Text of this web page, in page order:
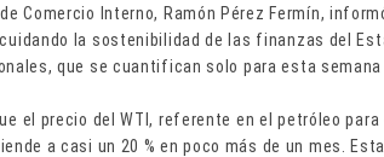
Comercio Interno, Ramón Pérez Fermín,
la sostenibilidad de las finanzas del
que se cuantifican solo para esta semana
el precio del WTI, referente en el petróleo
a casi un 20 % en poco más de un mes.